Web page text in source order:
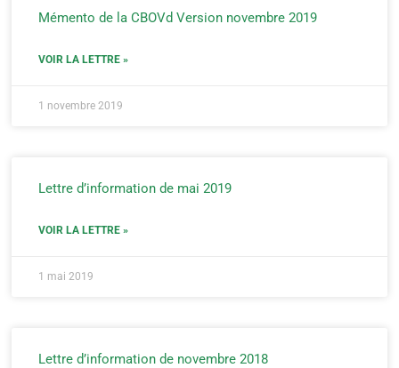
Mémento de la CBOVd Version novembre 2019
VOIR LA LETTRE »
1 novembre 2019
Lettre d’information de mai 2019
VOIR LA LETTRE »
1 mai 2019
Lettre d’information de novembre 2018